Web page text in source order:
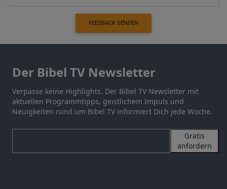
FEEDBACK SENDEN
Der Bibel TV Newsletter
Verpasse keine Highlights. Der Bibel TV Newsletter mit
aktuellen Programmtipps, geistlichem Impuls und
Neuigkeiten rund um Bibel TV informiert Dich jede Woche.
Gratis
anfordern